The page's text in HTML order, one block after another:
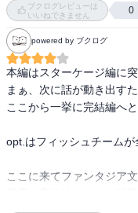
つか。
物語のクライマックスへ
ブクログレビューは
いいねできません
0
powered by ブクログ
本編はスターケージ編に突
まぁ、次に話が動き出す
ここから一挙に完結編へ
opt.はフィッシュチームが
ここに来てファンタジア